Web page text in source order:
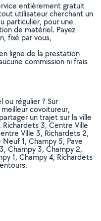
entièrement gratuit
utilisateur cherchant un
particulier, pour une
de matériel. Payez
fixé par vous,
ligne de la prestation
commission ni frais
ou régulier ? Sur
covoitureur,
un trajet sur la ville
3, Centre Ville
Ville 3, Richardets 2,
1, Champy 5, Pave
Champy 3, Champy 2,
1, Champy 4, Richardets